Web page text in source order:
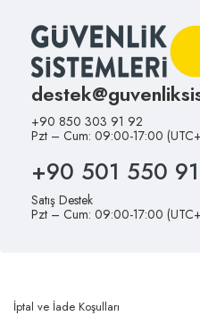
+90 850 303 91 92
Pzt – Cum: 09:00-17:00
+90 501 550
Satış Destek
Pzt – Cum: 09:00-17:00
İptal ve İade Koşulları